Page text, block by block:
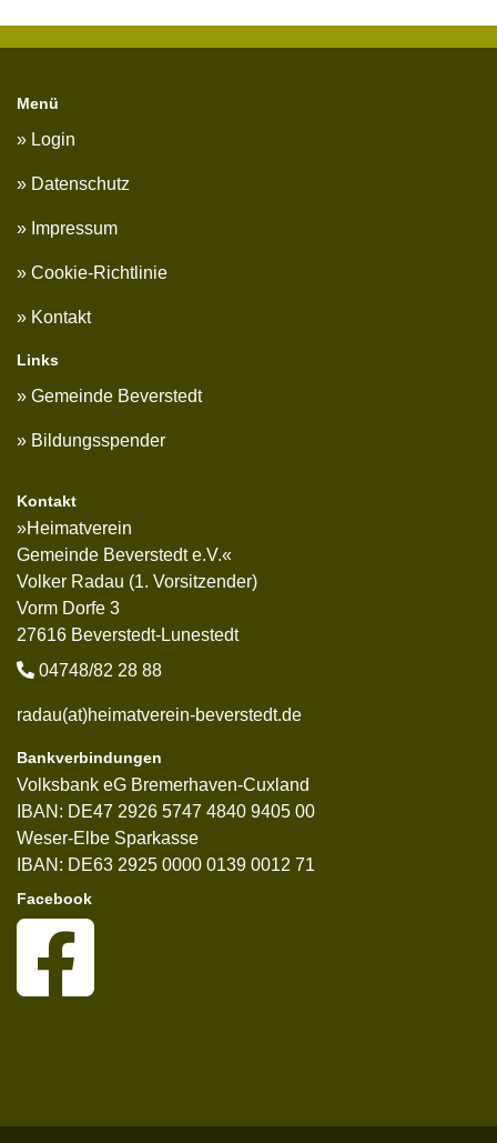
Menü
Login
Datenschutz
Impressum
Cookie-Richtlinie
Kontakt
Links
Gemeinde Beverstedt
Bildungsspender
Kontakt
»Heimatverein
Gemeinde Beverstedt e.V.«
Volker Radau (1. Vorsitzender)
Vorm Dorfe 3
27616 Beverstedt-Lunestedt
04748/82 28 88
radau(at)heimatverein-beverstedt.de
Bankverbindungen
Volksbank eG Bremerhaven-Cuxland
IBAN: DE47 2926 5747 4840 9405 00
Weser-Elbe Sparkasse
IBAN: DE63 2925 0000 0139 0012 71
Facebook